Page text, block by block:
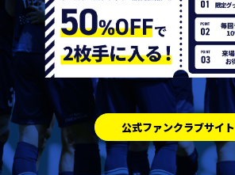
公式ファンクラブサイト